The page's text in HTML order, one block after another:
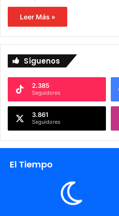
Leer Más »
Síguenos
2.385
Seguidores
3.861
Seguidores
El Tiempo